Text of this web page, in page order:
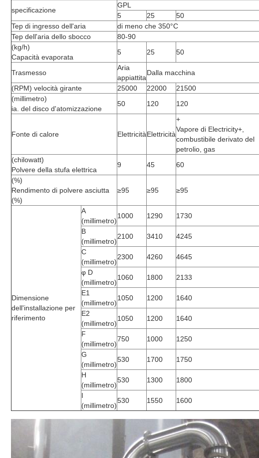
specificazione
GPL
5
25 50
Tep di ingresso dell'aria
di meno che 350°C
Tep dell'aria dello sbocco
80-90
(kg/h)
Capacità evaporata
5 25 50
Trasmesso
Aria
appiattita
Dalla macchina
(RPM) velocità girante
25000 22000 21500
(millimetro)
ia. del disco d'atomizzazione
50 120 120
Fonte di calore ElettricitàElettricità
+
Vapore di Electricity+,
combustibile derivato del
petrolio, gas
(chilowatt)
Polvere della stufa elettrica
9 45 60
(%)
Rendimento di polvere asciutta
(%)
≥95 ≥95 ≥95
Dimensione
dell'installazione per
riferimento
A
(millimetro)
1000 1290 1730
B
(millimetro)
2100 3410 4245
C
(millimetro)
2300 4260 4645
φ D
(millimetro)
1060 1800 2133
E1
(millimetro)
1050 1200 1640
E2
(millimetro)
1050 1200 1640
F
(millimetro)
750 1000 1250
G
(millimetro)
530 1700 1750
H
(millimetro)
530 1300 1800
I
(millimetro)
530 1550 1600